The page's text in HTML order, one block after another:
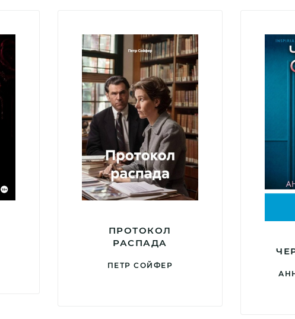
ПРОТОКОЛ
РАСПАДА
ПЕТР СОЙФЕР